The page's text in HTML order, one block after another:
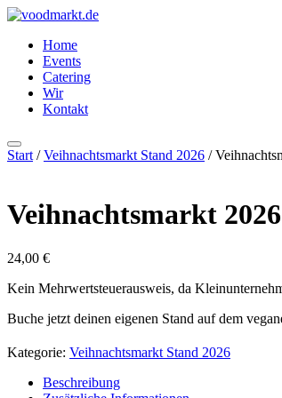
Zum
springenHome
Events
Catering
Wir
Kontakt
Start /Veihnachtsmarkt Stand 2026 /
Veihnachtsmarkt
24,00 €
Kein Mehrwertsteuerausweis, da
Buche jetzt deinen eigenen Stand auf dem
Kategorie: Veihnachtsmarkt Stand 2026
Beschreibung